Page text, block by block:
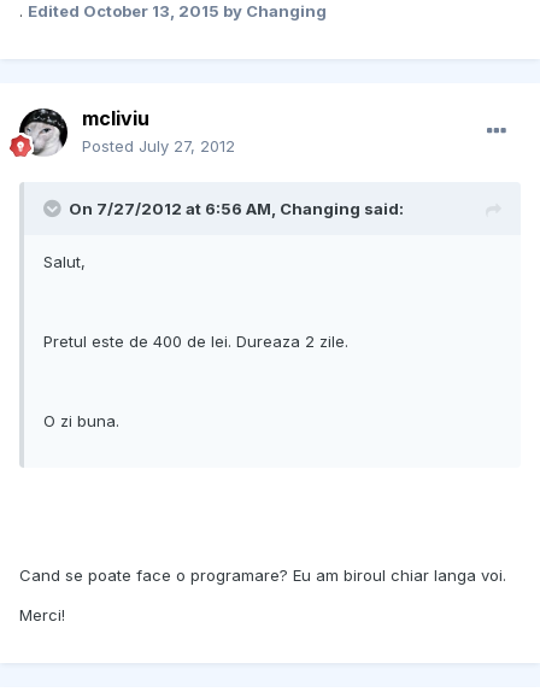
. Edited October 13, 2015 by Changing
mcliviu
Posted July 27, 2012
On 7/27/2012 at 6:56 AM, Changing said:
Salut,
Pretul este de 400 de lei. Dureaza 2 zile.
O zi buna.
Cand se poate face o programare? Eu am biroul chiar langa voi.
Merci!